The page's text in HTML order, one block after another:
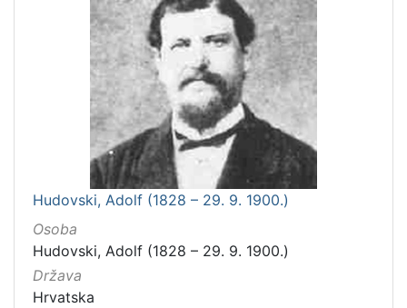
Hudovski, Adolf (1828 – 29. 9. 1900.)
Osoba
Hudovski, Adolf (1828 – 29. 9. 1900.)
Država
Hrvatska